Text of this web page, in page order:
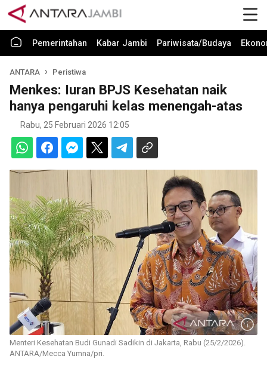
Pemerintahan Kabar Jambi Pariwisata/Budaya
ANTARA Peristiwa
Menkes: Iuran BPJS Kesehatan naik
hanya pengaruhi kelas menengah-atas
Rabu, 25 Februari 2026 12:05
Menteri Kesehatan Budi Gunadi Sadikin di Jakarta, Rabu (25/2/2026).
ANTARA/Mecca Yumna/pri.